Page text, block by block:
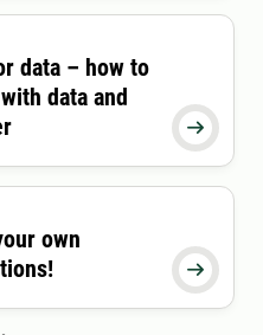
03-03 13:00:00

data – how to
data and
03-04 13:45:00

own